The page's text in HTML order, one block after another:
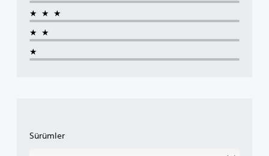
★★★
★★
★
Sürümler